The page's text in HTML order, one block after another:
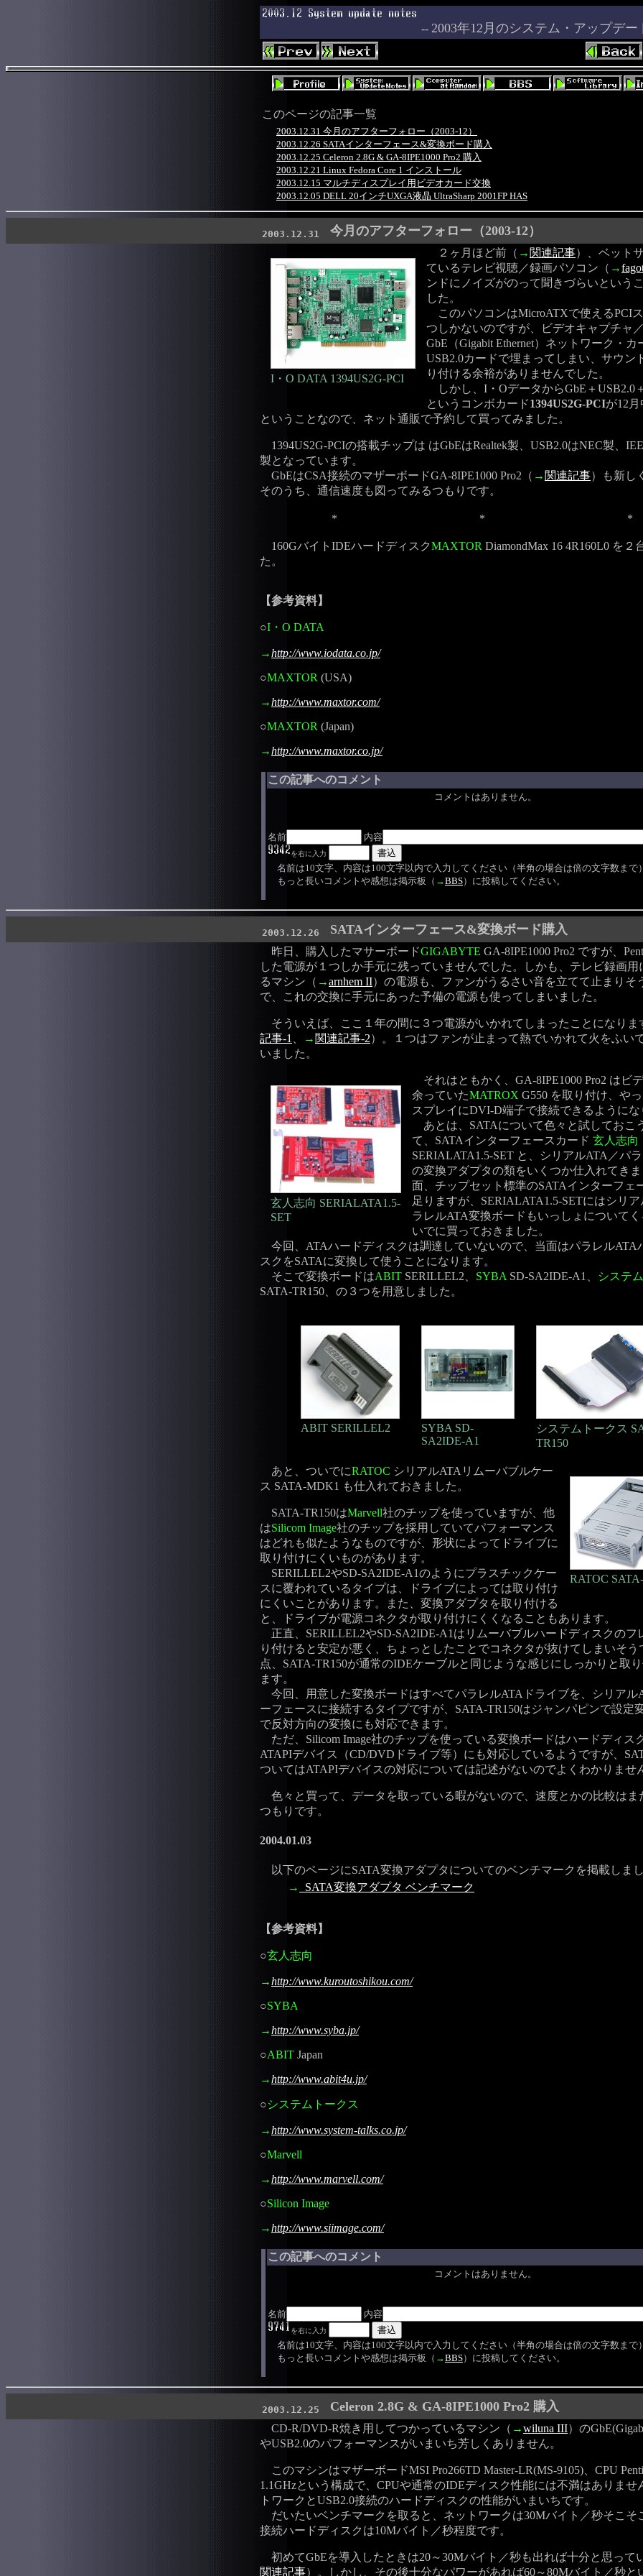
-- 2003年12月のシステム・アップデー
このページの記事一覧
2003.12.31 今月のアフターフォロー（2003-12）
2003.12.26 SATAインターフェース&変換ボード購入
2003.12.25 Celeron 2.8G & GA-8IPE1000 Pro2 購入
2003.12.21 Linux Fedora Core 1 インストール
2003.12.15 マルチディスプレイ用ビデオカード交換
2003.12.05 DELL 20インチUXGA液晶 UltraSharp 2001FP HAS
2003.12.31 今月のアフターフォロー（2003-12）
I・O DATA 1394US2G-PCI
２ヶ月ほど前（ → 関連記事）、ベット
ているテレビ視聴／録画パソコン（ →
ンドにノイズがのって聞きづらいという
した。
このパソコンはMicroATXで使えるPCI
つしかないのですが、ビデオキャプチャ／
GbE（Gigabit Ethernet）ネットワーク・カ
USB2.0カードで埋まってしまい、サウン
り付ける余裕がありませんでした。
しかし、I・OデータからGbE＋USB2.0
というコンボカード1394US2G-PCIが12
ということなので、ネット通販で予約して買ってみました。
1394US2G-PCIの搭載チップは はGbEはRealtek製、USB2.0はNEC製、
製となっています。
GbEはCSA接続のマザーボードGA-8IPE1000 Pro2（ → 関連記事）も新し
そのうち、通信速度も図ってみるつもりです。
* * *
160GバイトIDEハードディスクMAXTOR DiamondMax 16 4R160L0 を２
た。
【参考資料】
○I・O DATA
→http://www.iodata.co.jp/
○MAXTOR (USA)
→http://www.maxtor.com/
○MAXTOR (Japan)
→http://www.maxtor.co.jp/
この記事へのコメント
コメントはありません。
名前 内容
を右に入力
名前は10文字、内容は100文字以内で入力してください（半角の場合は倍の文字数まで
もっと長いコメントや感想は掲示板（ →BBS）に投稿してください。
2003.12.26 SATAインターフェース&変換ボード購入
昨日、購入したマサーボードGIGABYTE GA-8IPE1000 Pro2 ですが、
した電源が１つしか手元に残っていませんでした。しかも、テレビ録画用
るマシン（ →arnhem II）の電源も、ファンがうるさい音を立てて止まりそ
で、これの交換に手元にあった予備の電源も使ってしまいました。
そういえば、ここ１年の間に３つ電源がいかれてしまったことになりま
記事-1
→ 関連記事-2）。１つはファンが止まって熱でいかれて火をふい
いました。
玄人志向 SERIALATA1.5-
SET
それはともかく、GA-8IPE1000 Pro2 はビ
余っていたMATROX G550 を取り付け、や
スプレイにDVI-D端子で接続できるようにな
あとは、SATAについて色々と試しておこ
て、SATAインターフェースカード 玄人志向
SERIALATA1.5-SET と、シリアルATA／パ
の変換アダプタの類をいくつか仕入れてき
面、チップセット標準のSATAインターフェ
足りますが、SERIALATA1.5-SETにはシリ
ラレルATA変換ボードもいっしょについて
いでに買っておきました。
今回、ATAハードディスクは調達していないので、当面はパラレルATA
スクをSATAに変換して使うことになります。
そこで変換ボードはABIT SERILLEL2、 SYBA SD-SA2IDE-A1、
システ
SATA-TR150、の３つを用意しました。
ABIT SERILLEL2
SYBA SD-
SA2IDE-A1
システムトークス
TR150
RATOC
あと、ついでにRATOC シリアルATAリムーバブルケー
ス SATA-MDK1 も仕入れておきました。
SATA-TR150はMarvell社のチップを使っていますが、他
はSilicom Image社のチップを採用していてパフォーマンス
はどれも似たようなものですが、形状によってドライブに
取り付けにくいものがあります。
SERILLEL2やSD-SA2IDE-A1のようにプラスチックケー
スに覆われているタイプは、ドライブによっては取り付け
にくいことがあります。また、変換アダプタを取り付ける
と、ドライブが電源コネクタが取り付けにくくなることもあります。
正直、SERILLEL2やSD-SA2IDE-A1はリムーバブルハードディスクのフ
り付けると安定が悪く、ちょっとしたことでコネクタが抜けてしまいそう
点、SATA-TR150が通常のIDEケーブルと同じような感じにしっかりと取
ます。
今回、用意した変換ボードはすべてパラレルATAドライブを、シリアル
ーフェースに接続するタイプですが、SATA-TR150はジャンパピンで設定
で反対方向の変換にも対応できます。
ただ、Silicom Image社のチップを使っている変換ボードはハードディス
ATAPIデバイス（CD/DVDドライブ等）にも対応しているようですが、
ついてはATAPIデバイスの対応については記述がないのでよくわかりませ
色々と買って、データを取っている暇がないので、速度とかの比較はま
つもりです。
2004.01.03
以下のページにSATA変換アダプタについてのベンチマークを掲載しまし
→
SATA変換アダプタ ベンチマーク
【参考資料】
○玄人志向
→http://www.kuroutoshikou.com/
○SYBA
→http://www.syba.jp/
○ABIT Japan
→http://www.abit4u.jp/
○システムトークス
→http://www.system-talks.co.jp/
○Marvell
→http://www.marvell.com/
○Silicon Image
→http://www.siimage.com/
この記事へのコメント
コメントはありません。
名前 内容
を右に入力
名前は10文字、内容は100文字以内で入力してください（半角の場合は倍の文字数まで
もっと長いコメントや感想は掲示板（ →BBS）に投稿してください。
2003.12.25 Celeron 2.8G & GA-8IPE1000 Pro2 購入
CD-R/DVD-R焼き用してつかっているマシン（ →wiluna III）の
やUSB2.0のパフォーマンスがいまいち芳しくありません。
このマシンはマザーボードMSI Pro266TD Master-LR(MS-9105)、CPU
1.1GHzという構成で、CPUや通常のIDEディスク性能には不満はありませ
トワークとUSB2.0接続のハードディスクの性能がいまいちです。
だいたいベンチマークを取ると、ネットワークは30Mバイト／秒そこそ
接続ハードディスクは10Mバイト／秒程度です。
初めてGbEを導入したときは20～30Mバイト／秒も出れば十分と思って
関連記事）。しかし、その後十分なパワーがあれば60～80Mバイト／秒と